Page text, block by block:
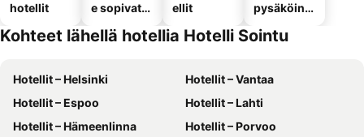
hotellit
e sopivat
ellit
pysäköinni
Kohteet lähellä hotellia Hotelli Sointu
Hotellit – Helsinki
Hotellit – Vantaa
Hotellit – Espoo
Hotellit – Lahti
Hotellit – Hämeenlinna
Hotellit – Porvoo